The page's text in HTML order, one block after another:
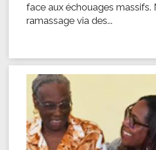
face aux échouages massifs.
ramassage via des...